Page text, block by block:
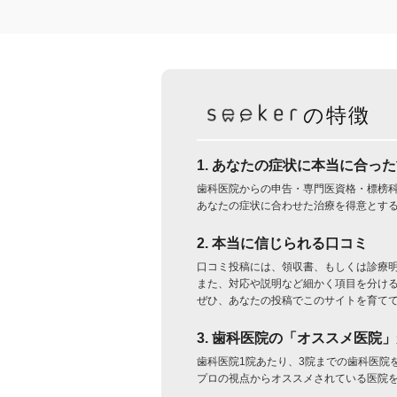
の特徴
1. あなたの症状に本当に合っ
歯科医院からの申告・専門医資格・標榜
あなたの症状に合わせた治療を得意とす
2. 本当に信じられる口コミ
口コミ投稿には、領収書、もしくは診療
また、対応や説明など細かく項目を分け
ぜひ、あなたの投稿でこのサイトを育て
3. 歯科医院の「オススメ医院
歯科医院1院あたり、3院までの歯科医院
プロの視点からオススメされている医院